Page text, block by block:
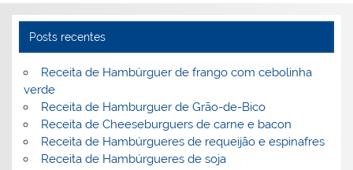
o
k
l
Posts recentes
Receita de Hambúrguer de frango com cebolinha
verde
Receita de Hamburguer de Grão-de-Bico
Receita de Cheeseburguers de carne e bacon
Receita de Hambúrgueres de requeijão e espinafres
Receita de Hambúrgueres de soja